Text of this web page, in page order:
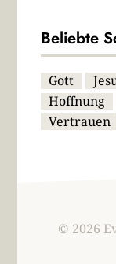
Beliebte
Gott
Hoffnung
Vertrauen
© 2026